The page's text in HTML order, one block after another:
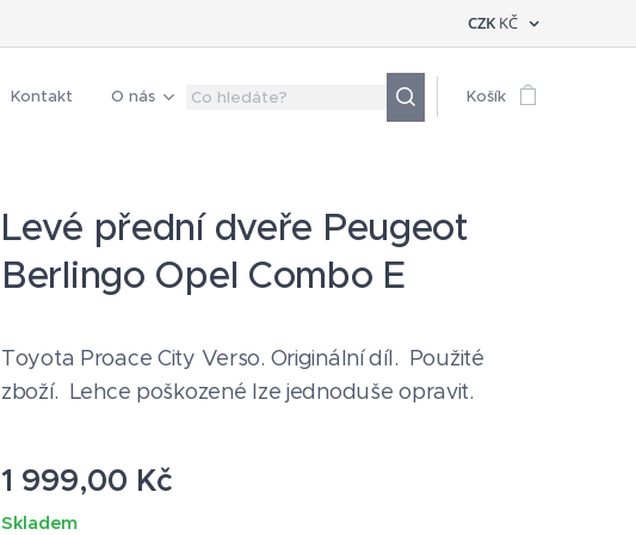
CZK KČ
Kontakt O nás Košík
Levé přední dveře Peugeot
Berlingo Opel Combo E
Toyota Proace City Verso. Originální díl. Použité
zboží. Lehce poškozené lze jednoduše opravit.
1 999,00 Kč
Skladem